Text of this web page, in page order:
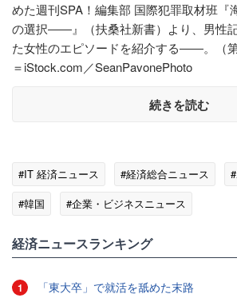
めた週刊SPA！編集部 国際犯罪取材班
の選択――』（扶桑社新書）より、男性
た女性のエピソードを紹介する――。（
＝iStock.com／SeanPavonePhoto
続きを読む
#IT 経済ニュース #経済総合ニュース
#韓国
#企業・ビジネスニュース
経済ニュースランキング
1 「東大卒」で就活を舐めた末路